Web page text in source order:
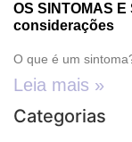
OS SINTOMAS
considerações
O que é um
Leia mais »
Categorias